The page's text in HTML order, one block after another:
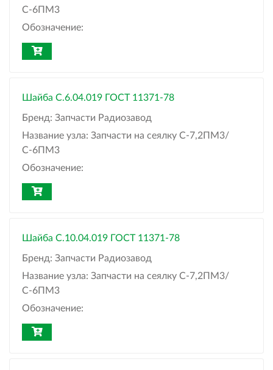
С-6ПМ3
Обозначение:
Шайба C.6.04.019 ГОСТ 11371-78
Бренд: Запчасти Радиозавод
Название узла: Запчасти на сеялку С-7,2ПМ3/
С-6ПМ3
Обозначение:
Шайба C.10.04.019 ГОСТ 11371-78
Бренд: Запчасти Радиозавод
Название узла: Запчасти на сеялку С-7,2ПМ3/
С-6ПМ3
Обозначение: